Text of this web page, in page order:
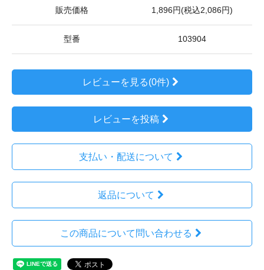
販売価格 1,896円(税込2,086円)
型番 103904
レビューを見る(0件)
レビューを投稿
支払い・配送について
返品について
この商品について問い合わせる